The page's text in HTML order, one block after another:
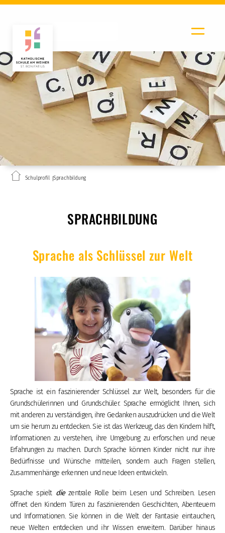
Schulprofil Sprachbildung
SPRACHBILDUNG
Sprache als Schlüssel zur Welt
Sprache ist ein faszinierender Schlüssel zur Welt, besonders für die
Grundschülerinnen und Grundschüler. Sprache ermöglicht Ihnen, sich
mit anderen zu verständigen, ihre Gedanken auszudrücken und die Welt
um sie herum zu entdecken. Sie ist das Werkzeug, das den Kindern hilft,
Informationen zu verstehen, ihre Umgebung zu erforschen und neue
Erfahrungen zu machen. Durch Sprache können Kinder nicht nur ihre
Bedürfnisse und Wünsche mitteilen, sondern auch Fragen stellen,
Zusammenhänge erkennen und neue Ideen entwickeln.
Sprache spielt diezentrale Rolle beim Lesen und Schreiben. Lesen
öffnet den Kindern Türen zu faszinierenden Geschichten, Abenteuern
und Informationen. Sie können in die Welt der Fantasie eintauchen,
neue Welten entdecken und ihr Wissen erweitern. Darüber hinaus